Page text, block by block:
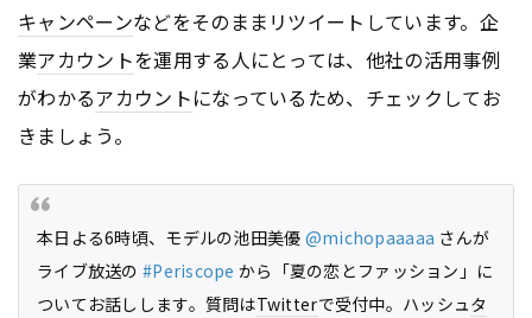
キャンペーンなどをそのままリツイートしています。企
業アカウントを運用する人にとっては、他社の活用事例
がわかるアカウントになっているため、チェックしてお
きましょう。
本日よる6時頃、モデルの池田美優 @michopaaaaa さんが
ライブ放送の #Periscope から「夏の恋とファッション」に
ついてお話しします。質問はTwitterで受付中。ハッシュタ